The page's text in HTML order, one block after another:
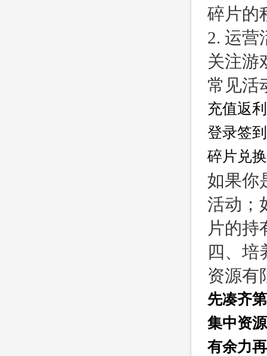
碎片的
2. 运营
关注游
常见活
充值返
登录签
碎片兑
如果你
活动；
片的持
四、培
资源有
先凑齐
集中资
有余力